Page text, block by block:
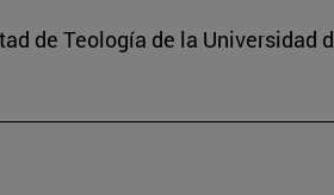
de Teología de la Universidad